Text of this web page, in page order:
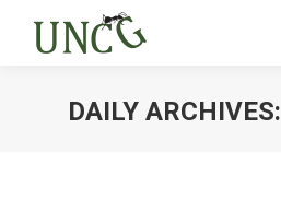
DAILY ARCHIVES: